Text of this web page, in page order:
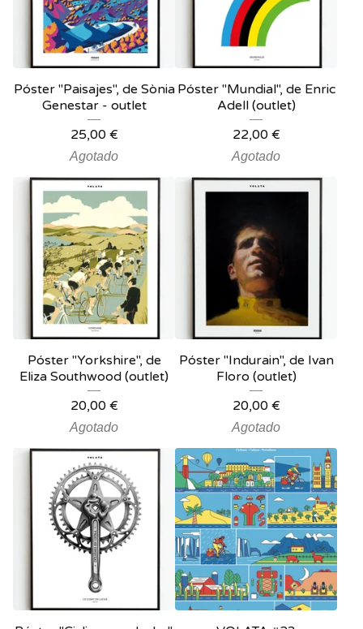
Póster "Paisajes", de Sònia
Genestar - outlet
25,00 €
Agotado
Póster "Mundial", de Enric
Adell (outlet)
22,00 €
Agotado
Póster "Yorkshire", de
Eliza Southwood (outlet)
20,00 €
Agotado
Póster "Indurain", de Ivan
Floro (outlet)
20,00 €
Agotado